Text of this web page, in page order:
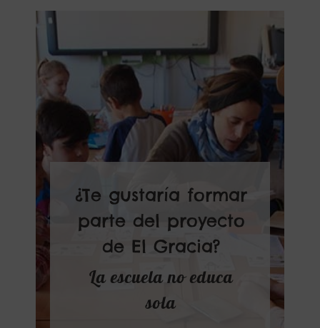
¿Te gustaría formar
parte del proyecto
de El Gracia?
La escuela no educa
sola